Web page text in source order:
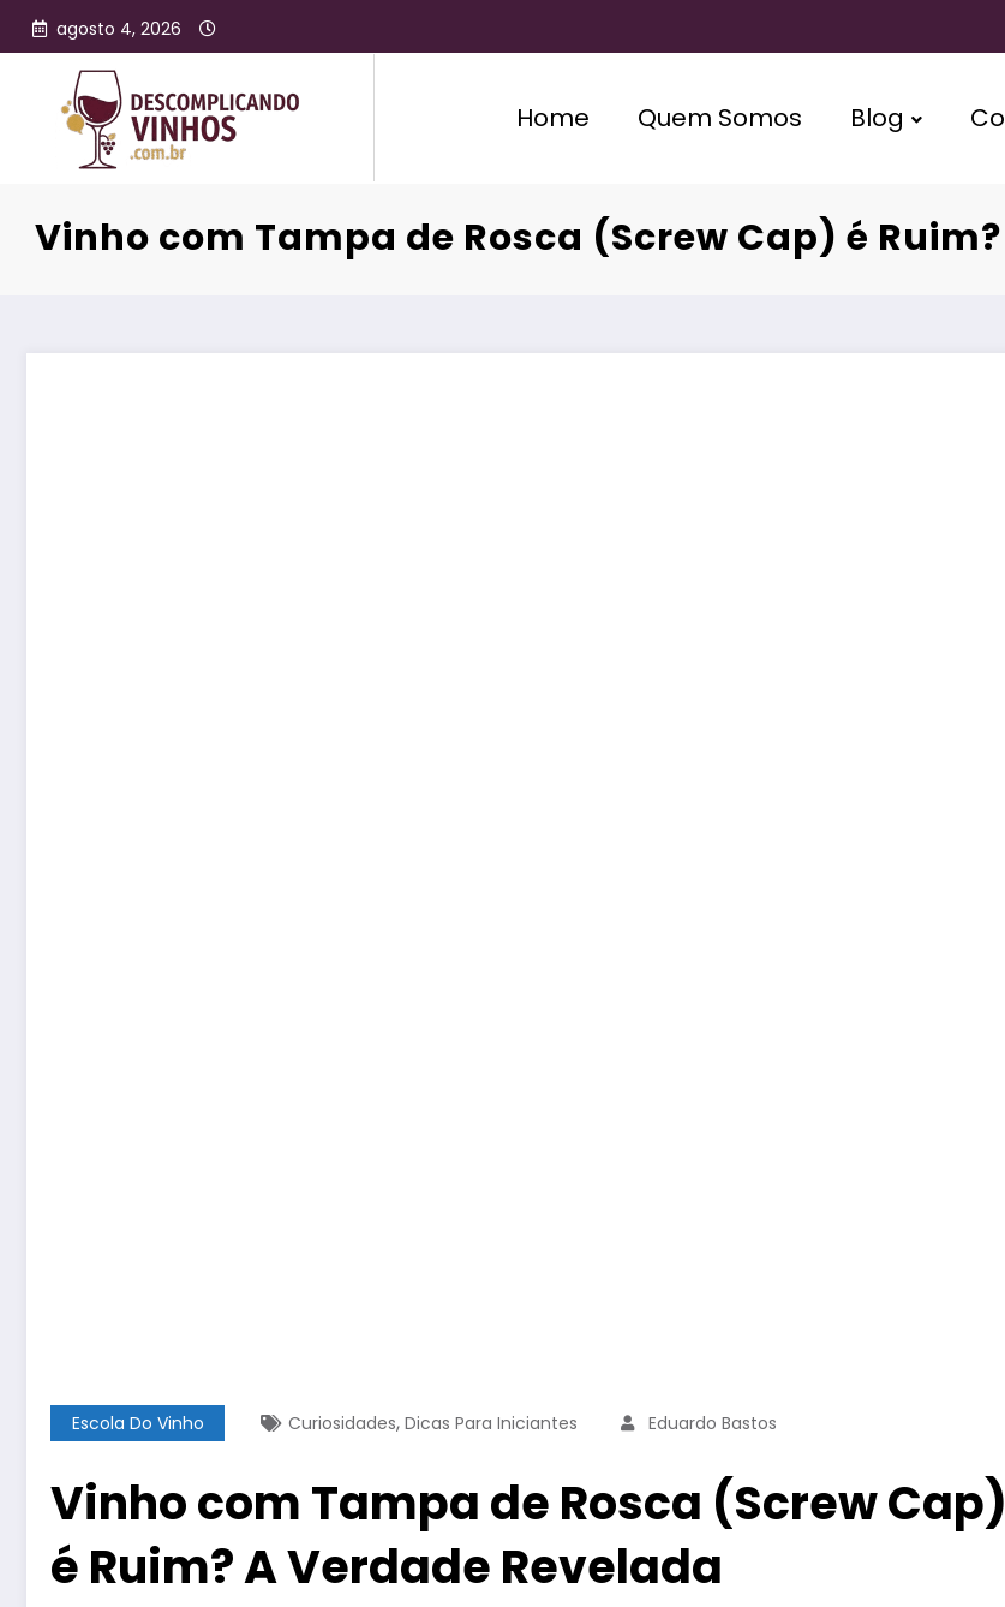
agosto 4, 2026
Home Quem Somos Blog
Vinho com Tampa de Rosca (Screw Cap) é
Escola Do Vinho Curiosidades, Dicas Para Iniciantes Eduardo Bastos
Vinho com Tampa de Rosca (Screw Cap)
é Ruim? A Verdade Revelada